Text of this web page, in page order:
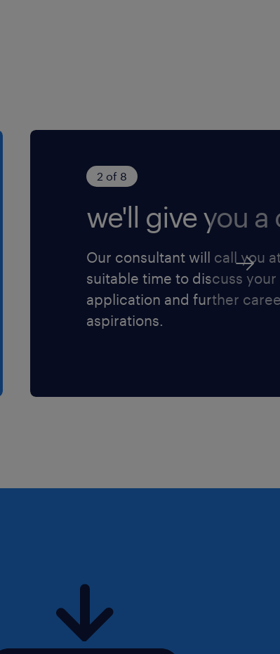
2 of 8
we'll give you a
Our consultant will call you
suitable time to discuss your
application and further
aspirations.